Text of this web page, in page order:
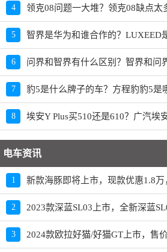
4 领克08问题一大堆？领克08缺点太
5 智界是华为和谁合作的？LUXEED
6 问界和智界有什么区别？智界和问
7 豹5是什么牌子的车？方程豹豹5是
8
电车资讯
1
2
3